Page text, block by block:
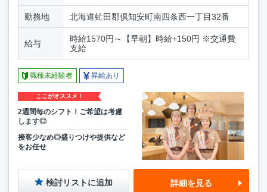
勤務地 北海道虻田郡倶知安町南四条西一丁目32番
給与
時給1570円～【早朝】時給+150円 ※交通費
支給
職種未経験者 昇給あり
ここがオススメ！
2週間毎のシフト！ご希望は考慮
します◎
接客少なめ◎盛りつけや提供など
をお任せ
検討リストに追加 詳細を見る